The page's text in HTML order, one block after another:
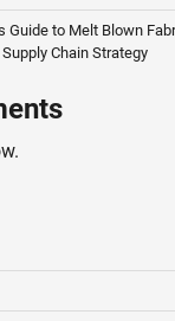
Guide to Melt Blown
Chain Strategy